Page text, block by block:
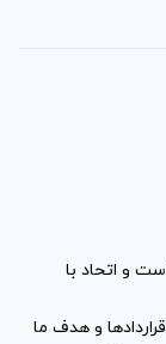
و اتحاد با
و هدف ما